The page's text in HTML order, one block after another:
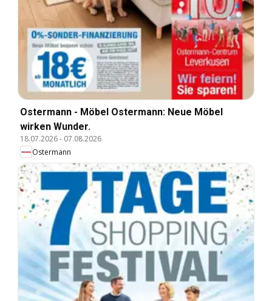
Ostermann - Möbel Ostermann: Neue Möbel
wirken Wunder.
18.07.2026- 07.08.2026
Ostermann